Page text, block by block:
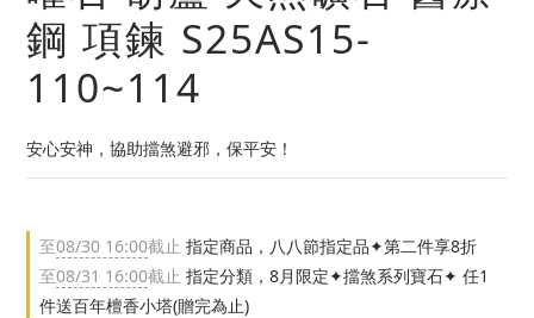
鋼 項鍊 S25AS15-
110~114
安心安神，協助擋煞避邪，保平安！
至08/30 16:00截止 指定商品，八八節指定品✦第二件享8折
至08/31 16:00截止 指定分類，8月限定✦擋煞系列寶石✦ 任1
件送百年檀香小塔(贈完為止)